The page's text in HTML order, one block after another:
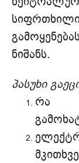
ნიშანს.
პასუხი
რა